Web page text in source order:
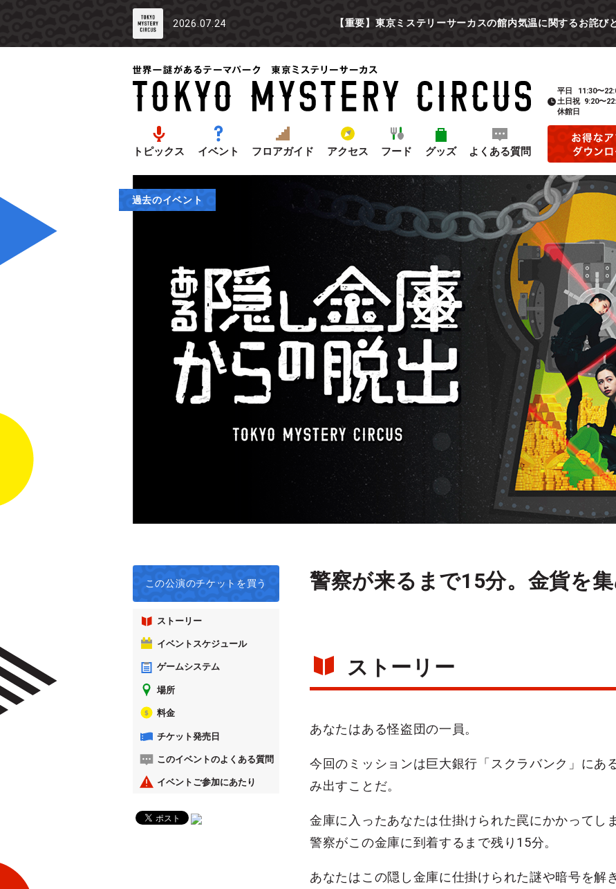
2026.07.24 【重要】東京ミステリーサーカスの館内気温に関するお詫び
トピックス イベント フロアガイド アクセス フード グッズ よくある質問
平日
11:30〜
土日祝 9:20〜
休館日
過去のイベント
この公演のチケットを買う
ストーリー
イベントスケジュール
ゲームシステム
場所
料金
チケット発売日
このイベントのよくある質問
イベントご参加にあたり
警察が来るまで15分。金貨を集
ストーリー
あなたはある怪盗団の一員。
今回のミッションは巨大銀行「スクラバンク」にあ
み出すことだ。
金庫に入ったあなたは仕掛けられた罠にかかってし
警察がこの金庫に到着するまで残り15分。
あなたはこの隠し金庫に仕掛けられた謎や暗号を解